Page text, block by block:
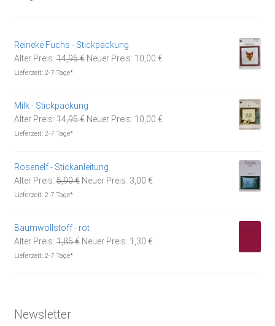
Reineke Fuchs - Stickpackung
Alter Preis: 14,95€ Ursprünglicher
Neuer Preis: 10,00 €Aktueller
Lieferzeit: 2-7 Tage*
Milk - Stickpackung
Alter Preis: 14,95€ Ursprünglicher
Neuer Preis: 10,00 €Aktueller
Lieferzeit: 2-7 Tage*
Rosenelf - Stickanleitung
Alter Preis: 5,90€ Ursprünglicher
Neuer Preis: 3,00 €Aktueller
Lieferzeit: 2-7 Tage*
Baumwollstoff - rot
Alter Preis: 1,85€ Ursprünglicher
Neuer Preis: 1,30 €Aktueller
Lieferzeit: 2-7 Tage*
Newsletter